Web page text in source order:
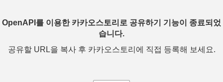
OpenAPI를 이용한 카카오스토리로 공유하기 기능이 종료되었
습니다.
공유할 URL을 복사 후 카카오스토리에 직접 등록해 보세요.